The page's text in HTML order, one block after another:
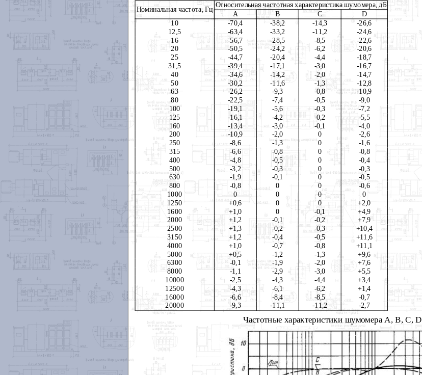
Номинальная частота, Гц
Относительная частотная характеристика шумомера, дБ
А
В С
D
10
-70,4 -38,2 -14,3
-26,6
12,5
-63,4 -33,2 -11,2
-24,6
16
-56,7 -28,5 -8,5
-22,6
20
-50,5 -24,2 -6,2
-20,6
25
-44,7 -20,4 -4,4
-18,7
31,5
-39,4 -17,1 -3,0
-16,7
40
-34,6 -14,2 -2,0 -14,7
50 -30,2 -11,6 -1,3 -12,8
63 -26,2 -9,3 -0,8
-10,9
80
-22,5 -7,4 -0,5
-9,0
100
-19,1 -5,6 -0,3
-7,2
125
-16,1 -4,2 -0,2
-5,5
160
-13,4 -3,0 -0,1
-4,0
200
-10,9 -2,0 0 -2,6
250 -8,6 -1,3 0 -1,6
315 -6,6 -0,8 0
-0,8
400
-4,8 -0,5 0
-0,4
500
-3,2 -0,3 0
-0,3
630
-1,9 -0,1 0
-0,5
800
-0,8 0 0
-0,6
1000
0 0 0
0
1250
+0,6 0 0
+2,0
1600
+1,0 0 -0,1
+4,9
2000
+1,2 -0,1 -0,2
+7,9
2500
+1,3 -0,2 -0,3 +10,4
3150 +1,2 -0,4 -0,5 +11,6
4000 +1,0 -0,7 -0,8
+11,1
5000
+0,5 -1,2 -1,3 +9,6
6300 -0,1 -1,9 -2,0
+7,6
8000
-1,1 -2,9 -3,0
+5,5
10000
-2,5 -4,3 -4,4 +3,4
12500 -4,3 -6,1 -6,2
+1,4
16000
-6,6 -8,4 -8,5
-0,7
20000
-9,3 -11,1 -11,2 -2,7
Частотные характеристики шумомера А, В, С,D